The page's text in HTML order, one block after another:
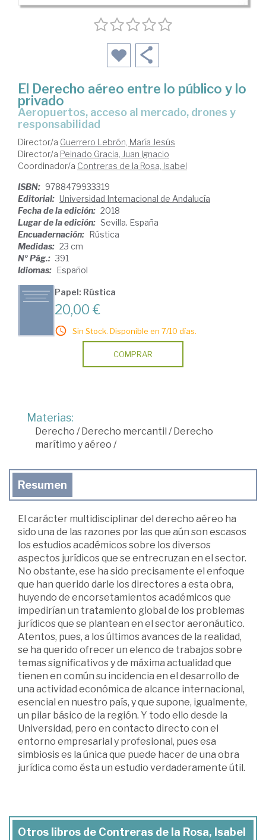
El Derecho aéreo entre lo público y lo
privado
aeropuertos, acceso al mercado, drones y
responsabilidad
Director/a Guerrero Lebrón, María Jesús
Director/a Peinado Gracia, Juan Ignacio
Coordinador/a Contreras de la Rosa, Isabel
ISBN: 9788479933319
Editorial: Universidad Internacional de Andalucía
Fecha de la edición: 2018
Lugar de la edición: Sevilla. España
Encuadernación: Rústica
Medidas: 23 cm
Nº Pág.: 391
Idiomas: Español
Papel: Rústica
20,00 €
Sin Stock. Disponible en 7/10 días.
COMPRAR
Materias:
Derecho /Derecho mercantil /Derecho
marítimo y aéreo /
Resumen
El carácter multidisciplinar del derecho aéreo ha
sido una de las razones por las que aún son escasos
los estudios académicos sobre los diversos
aspectos jurídicos que se entrecruzan en el sector.
No obstante, ese ha sido precisamente el enfoque
que han querido darle los directores a esta obra,
huyendo de encorsetamientos académicos que
impedirían un tratamiento global de los problemas
jurídicos que se plantean en el sector aeronáutico.
Atentos, pues, a los últimos avances de la realidad,
se ha querido ofrecer un elenco de trabajos sobre
temas significativos y de máxima actualidad que
tienen en común su incidencia en el desarrollo de
una actividad económica de alcance internacional,
esencial en nuestro país, y que supone, igualmente,
un pilar básico de la región. Y todo ello desde la
Universidad, pero en contacto directo con el
entorno empresarial y profesional, pues esa
simbiosis es la única que puede hacer de una obra
jurídica como ésta un estudio verdaderamente útil.
Otros libros de Contreras de la Rosa, Isabel